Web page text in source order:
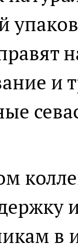
и
в